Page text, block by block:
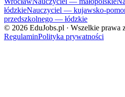
łódzkieNauczyciel — kujawsko-
przedszkolnego — łódzkie
© 2026 EduJobs.pl · Wszelkie prawa
RegulaminPolityka prywatności